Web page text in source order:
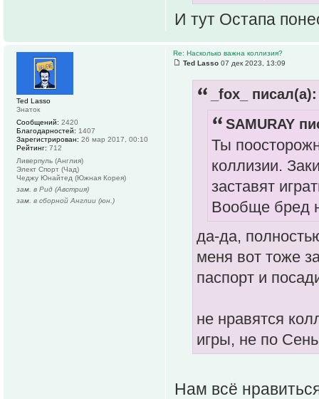
И тут Остапа
Re: Насколько важна коллизия?
Ted Lasso 07 дек 2023, 13:09
_fox_ писал(а):
SAMURAY
Ты
коллизии.
заставят
Вообще бред
да-да,
меня вот тоже
паспорт и
не нравятся
игры, не по
Нам всё
Ted Lasso
Знаток
Сообщений: 2420
Благодарностей: 1407
Зарегистрирован: 26 мар 2017, 00:10
Рейтинг: 712
Ливерпуль (Англия)
Элект Спорт (Чад)
Чеджу Юнайтед (Южная Корея)
зам. в Рид (Австрия)
зам. в сборной Англии (юн.)